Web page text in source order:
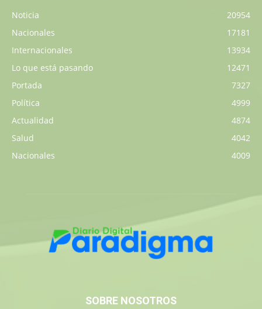
Noticia
20954
Nacionales
17181
Internacionales
13934
Lo que está pasando
12471
Portada
7327
Política
4999
Actualidad
4874
Salud
4042
Nacionales
4009
SOBRE NOSOTROS